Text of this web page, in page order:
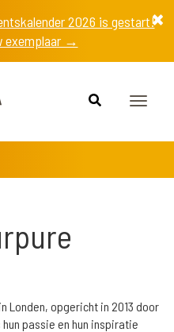
2026 is gestart!
exemplaar →
Toggle
Londen, opgericht in 2013 door
passie en hun inspiratie